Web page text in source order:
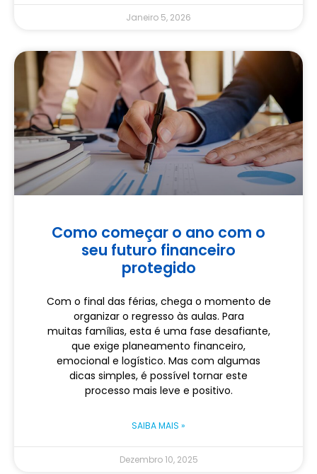
Janeiro 5, 2026
Como começar o ano com o
seu futuro financeiro
protegido
Com o final das férias, chega o momento de
organizar o regresso às aulas. Para
muitas famílias, esta é uma fase desafiante,
que exige planeamento financeiro,
emocional e logístico. Mas com algumas
dicas simples, é possível tornar este
processo mais leve e positivo.
SAIBA MAIS »
Dezembro 10, 2025